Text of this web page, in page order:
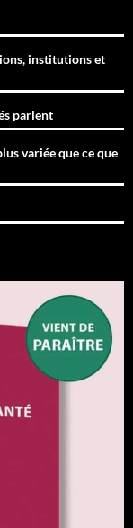
institutions et
parlent
variée que ce que